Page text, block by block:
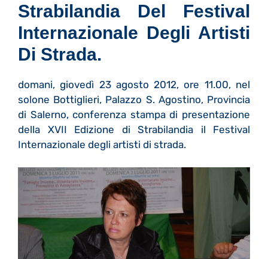
Strabilandia Del Festival
Internazionale Degli Artisti
Di Strada.
domani, giovedì 23 agosto 2012, ore 11.00, nel
solone Bottiglieri, Palazzo S. Agostino, Provincia
di Salerno, conferenza stampa di presentazione
della XVII Edizione di Strabilandia il Festival
Internazionale degli artisti di strada.